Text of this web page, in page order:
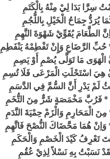
سِرَّا بَدَا لِيْ مِنْهُ بِالْكَتَمِ
يُرَدُّ جِمَاحُ الْخَيْلِ بِاللُّجُمِ
الطَّعَامَ يُقَوِّيْ شَهْوَةَ النَّهِمِ
الرَّضَاعِ وَإِِِنْ تَفْطِمْهُ يَنْفَطِمِ
الْهَوَى مَا تَوَلَّى يُصْمِ أَوْ يَصِمِ
هِيَ اسْتَحْلَتِ الْمَرْعَى فَلَا تُسِمِ
لَمْ يَدْرِ أَنَّ السُّمَّ فِي الدَّسَمِ
فَرُبَّ مَخْمَصَةٍ شَرٌّ مِنَ التُّخَمِ
الْمَحَارِمِ وَالْزَمْ حِمْيَةَ النَّدَمِ
هُمَا مَحَّضَاكَ النُّصْحَ فَاتَّهِمِ
تَعْرِفُ كَيْدَ الْخَصْمِ وَالْحَكَمِ
نَسَبْتُ بِهِ نَسْلاً لِذِيْ عُقُمِ